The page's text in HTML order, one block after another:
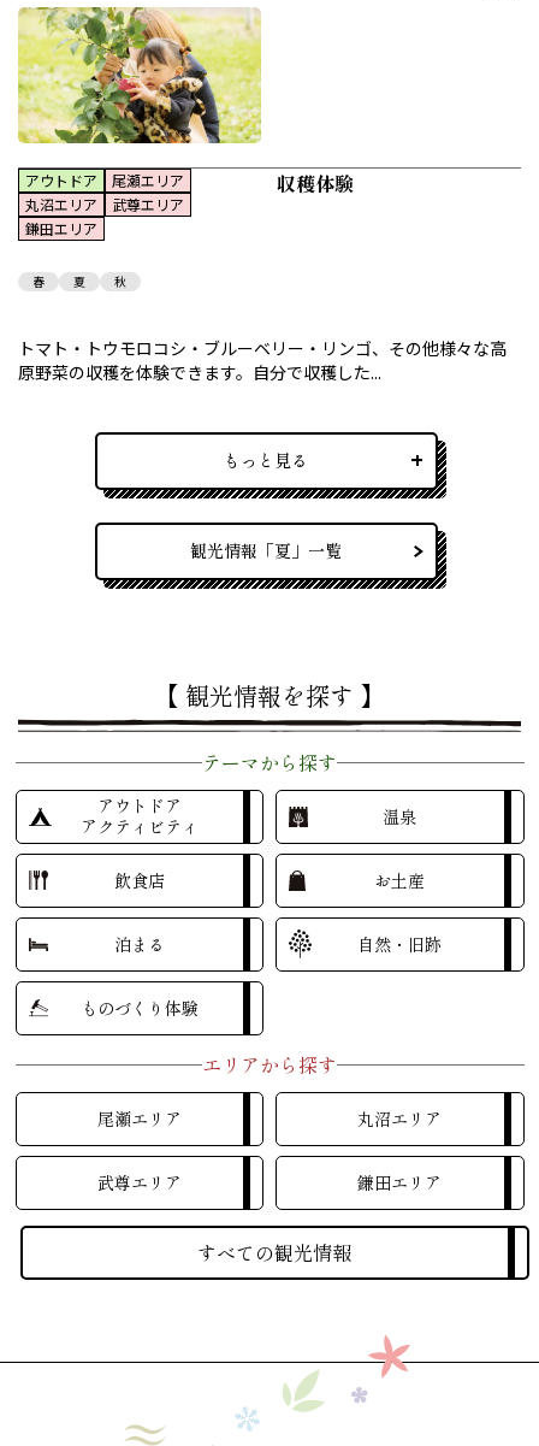
アウトドア
尾瀬エリア
丸沼エリア
武尊エリア
鎌田エリア
収穫体験
春 夏 秋
トマト・トウモロコシ・ブルーベリー・リンゴ、その他様々な高
原野菜の収穫を体験できます。自分で収穫した...
もっと見る
観光情報「夏」一覧
【 観光情報を探す 】
テーマから探す
アウトドア
アクティビティ
温泉
泊まる 自然・旧跡
飲食店 お土産
ものづくり体験
エリアから探す
尾瀬エリア 丸沼エリア
武尊エリア 鎌田エリア
すべての観光情報